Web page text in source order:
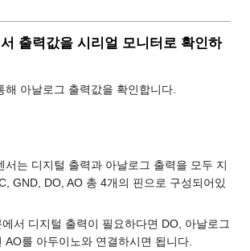
출력값을 시리얼 모니터로 확인하
해 아날로그 출력값을 확인합니다.
서는 디지털 출력과 아날로그 출력을 모두 지
GND, DO, AO 총 4개의 핀으로 구성되어있
서 디지털 출력이 필요하다면 DO, 아날로그
AO를 아두이노와 연결하시면 됩니다.